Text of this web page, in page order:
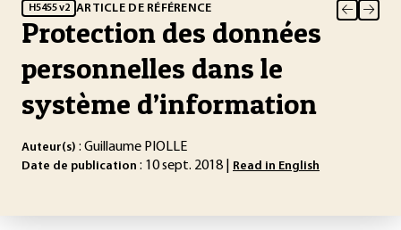
H5455 v2 ARTICLE DE RÉFÉRENCE
Protection des données
personnelles dans le
système d’information
Auteur(s) : Guillaume PIOLLE
Date de publication : 10 sept. 2018 | Read in English